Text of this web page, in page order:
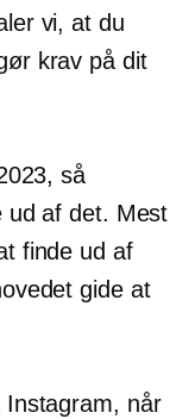
vi, at du
krav på dit
så
ud af det. Mest
finde ud af
gide at
når